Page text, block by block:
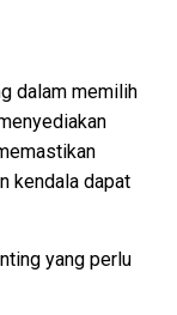
dalam memilih
kendala dapat
yang perlu